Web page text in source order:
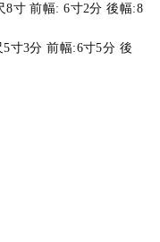
8寸 前幅: 6寸2分 後幅:8
寸3分 前幅:6寸5分 後